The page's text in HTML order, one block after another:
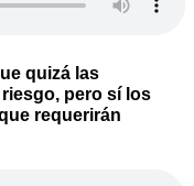
quizá las
pero sí los
requerirán